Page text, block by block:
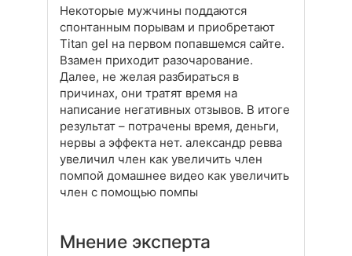
Некоторые мужчины поддаются
спонтанным порывам и приобретают
Titan gel на первом попавшемся сайте.
Взамен приходит разочарование.
Далее, не желая разбираться в
причинах, они тратят время на
написание негативных отзывов. В итоге
результат – потрачены время, деньги,
нервы а эффекта нет. александр ревва
увеличил член как увеличить член
помпой домашнее видео как увеличить
член с помощью помпы
Мнение эксперта